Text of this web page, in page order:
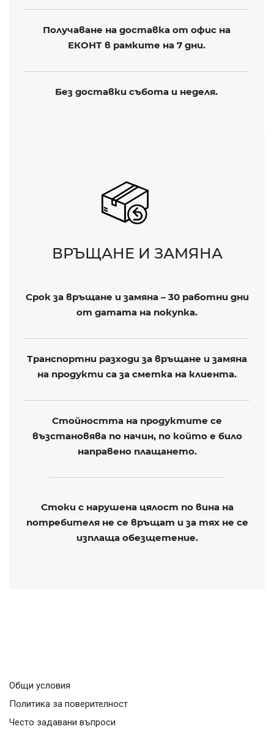
Получаване на доставка от офис на
ЕКОНТ в рамките на 7 дни.
Без доставки събота и неделя.
ВРЪЩАНЕ И ЗАМЯНА
Срок за връщане и замяна – 30 работни дни
от датата на покупка.
Транспортни разходи за връщане и замяна
на продукти са за сметка на клиента.
Стойността на продуктите се
възстановява по начин, по който е било
направено плащането.
Стоки с нарушена цялост по вина на
потребителя не се връщат и за тях не се
изплаща обезщетение.
Общи условия
Политика за поверителност
Често задавани въпроси